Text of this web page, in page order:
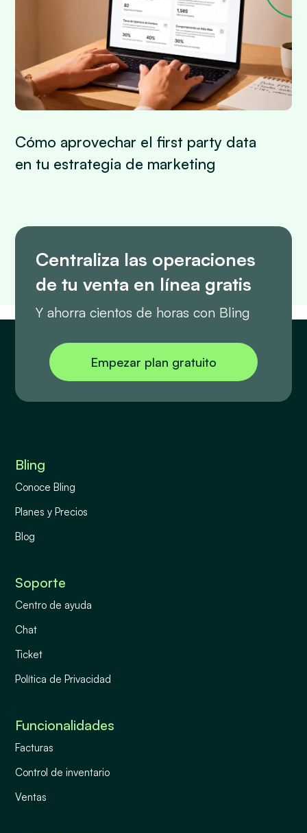
Cómo aprovechar el first party data
en tu estrategia de marketing
Centraliza las operaciones
de tu venta en línea gratis
Y ahorra cientos de horas con Bling
Empezar plan gratuito
Bling
Conoce Bling
Planes y Precios
Blog
Soporte
Centro de ayuda
Chat
Ticket
Política de Privacidad
Funcionalidades
Facturas
Control de inventario
Ventas